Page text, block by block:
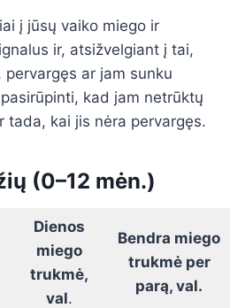
į jūsų vaiko miego ir
ir, atsižvelgiant į tai,
ar jam sunku
kad jam netrūktų
kai jis nėra pervargęs.
(0–12 mėn.)
Dienos
miego
trukmė,
val.
Bendra miego
trukmė per
parą, val.